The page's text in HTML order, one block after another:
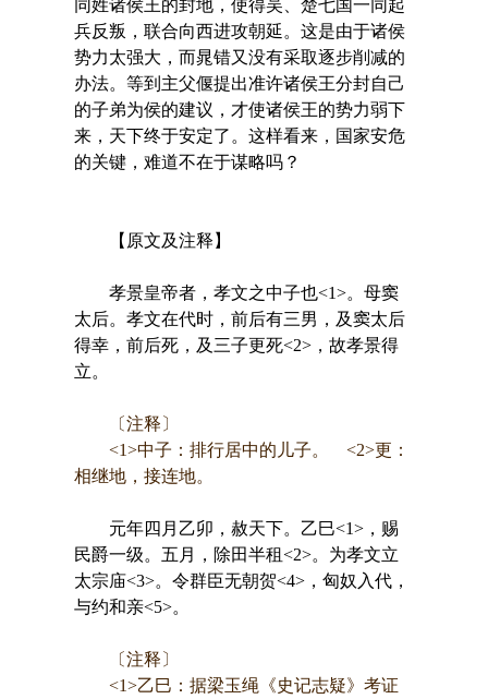
同姓诸侯王的封地，使得吴、楚七国一同起
兵反叛，联合向西进攻朝延。这是由于诸侯
势力太强大，而晁错又没有采取逐步削减的
办法。等到主父偃提出准许诸侯王分封自己
的子弟为侯的建议，才使诸侯王的势力弱下
来，天下终于安定了。这样看来，国家安危
的关键，难道不在于谋略吗？
【原文及注释】
孝景皇帝者，孝文之中子也<1>。母窦
太后。孝文在代时，前后有三男，及窦太后
得幸，前后死，及三子更死<2>，故孝景得
立。
〔注释〕
<1>中子：排行居中的儿子。 <2>更：
相继地，接连地。
元年四月乙卯，赦天下。乙巳<1>，赐
民爵一级。五月，除田半租<2>。为孝文立
太宗庙<3>。令群臣无朝贺<4>，匈奴入代，
与约和亲<5>。
〔注释〕
<1>乙巳：据梁玉绳《史记志疑》考证